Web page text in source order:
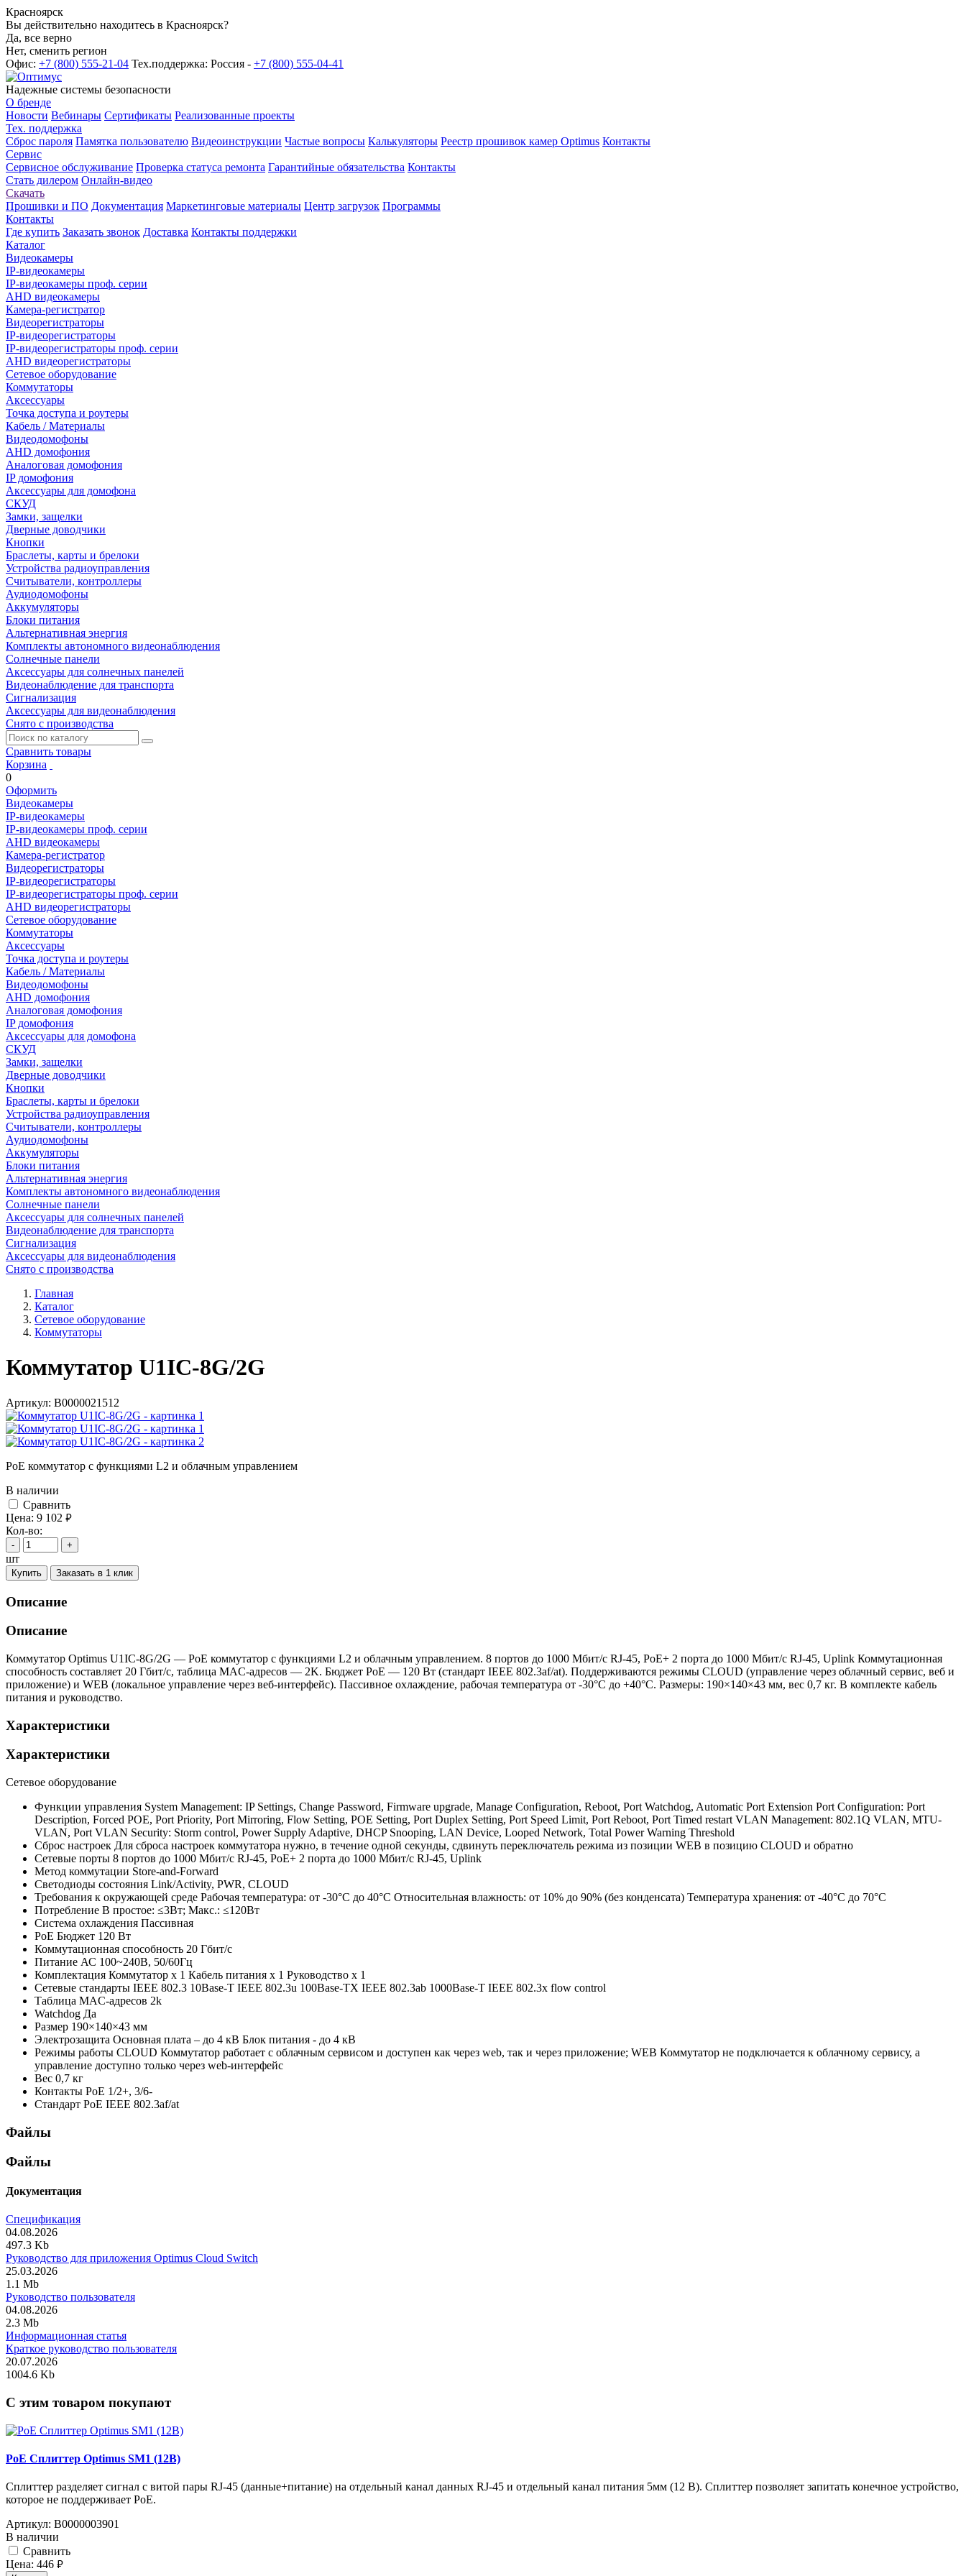
Красноярск
Вы действительно находитесь в Красноярск?
Да, все верно
Нет, сменить регион
Офис: +7 (800) 555-21-04 Тех.поддержка: Россия - +7 (800) 555-04-41
Надежные системы безопасности
О бренде
Новости Вебинары Сертификаты Реализованные проекты
Тех. поддержка
Сброс пароля Памятка пользователю Видеоинструкции Частые вопросы Калькуляторы Реестр прошивок камер Optimus Контакты
Сервис
Сервисное обслуживание Проверка статуса ремонта Гарантийные обязательства Контакты
Стать дилером Онлайн-видео
Скачать
Прошивки и ПО Документация Маркетинговые материалы Центр загрузок Программы
Контакты
Где купить Заказать звонок Доставка Контакты поддержки
Каталог
Видеокамеры
IP-видеокамеры
IP-видеокамеры проф. серии
AHD видеокамеры
Камера-регистратор
Видеорегистраторы
IP-видеорегистраторы
IP-видеорегистраторы проф. серии
AHD видеорегистраторы
Сетевое оборудование
Коммутаторы
Аксессуары
Точка доступа и роутеры
Кабель / Материалы
Видеодомофоны
AHD домофония
Аналоговая домофония
IP домофония
Аксессуары для домофона
СКУД
Замки, защелки
Дверные доводчики
Кнопки
Браслеты, карты и брелоки
Устройства радиоуправления
Считыватели, контроллеры
Аудиодомофоны
Аккумуляторы
Блоки питания
Альтернативная энергия
Комплекты автономного видеонаблюдения
Солнечные панели
Аксессуары для солнечных панелей
Видеонаблюдение для транспорта
Сигнализация
Аксессуары для видеонаблюдения
Снято с производства
Сравнить товары
Корзина
0
Оформить
Видеокамеры
IP-видеокамеры
IP-видеокамеры проф. серии
AHD видеокамеры
Камера-регистратор
Видеорегистраторы
IP-видеорегистраторы
IP-видеорегистраторы проф. серии
AHD видеорегистраторы
Сетевое оборудование
Коммутаторы
Аксессуары
Точка доступа и роутеры
Кабель / Материалы
Видеодомофоны
AHD домофония
Аналоговая домофония
IP домофония
Аксессуары для домофона
СКУД
Замки, защелки
Дверные доводчики
Кнопки
Браслеты, карты и брелоки
Устройства радиоуправления
Считыватели, контроллеры
Аудиодомофоны
Аккумуляторы
Блоки питания
Альтернативная энергия
Комплекты автономного видеонаблюдения
Солнечные панели
Аксессуары для солнечных панелей
Видеонаблюдение для транспорта
Сигнализация
Аксессуары для видеонаблюдения
Снято с производства
Главная
Каталог
Сетевое оборудование
Коммутаторы
Коммутатор U1IC-8G/2G
Артикул: В0000021512
PoE коммутатор с функциями L2 и облачным управлением
В наличии
Cравнить
Цена: 9 102 руб.
Кол-во:
- +
шт
Купить Заказать в 1 клик
Описание
Описание
Коммутатор Optimus U1IC-8G/2G — PoE коммутатор с функциями L2 и облачным управлением. 8 портов до 1000 Мбит/с RJ-45, PoE+ 2 порта до 1000 Мбит/с RJ-45, Uplink Коммутационная
способность составляет 20 Гбит/с, таблица MAC-адресов — 2K. Бюджет PoE — 120 Вт (стандарт IEEE 802.3af/at). Поддерживаются режимы CLOUD (управление через облачный сервис, веб и
приложение) и WEB (локальное управление через веб-интерфейс). Пассивное охлаждение, рабочая температура от -30°C до +40°C. Размеры: 190×140×43 мм, вес 0,7 кг. В комплекте кабель
питания и руководство.
Характеристики
Характеристики
Сетевое оборудование
Функции управления System Management: IP Settings, Change Password, Firmware upgrade, Manage Configuration, Reboot, Port Watchdog, Automatic Port Extension Port Configuration: Port
Description, Forced POE, Port Priority, Port Mirroring, Flow Setting, POE Setting, Port Duplex Setting, Port Speed Limit, Port Reboot, Port Timed restart VLAN Management: 802.1Q VLAN, MTU-
VLAN, Port VLAN Security: Storm control, Power Supply Adaptive, DHCP Snooping, LAN Device, Looped Network, Total Power Warning Threshold
Сброс настроек Для сброса настроек коммутатора нужно, в течение одной секунды, сдвинуть переключатель режима из позиции WEB в позицию CLOUD и обратно
Сетевые порты 8 портов до 1000 Мбит/с RJ-45, PoE+ 2 порта до 1000 Мбит/с RJ-45, Uplink
Метод коммутации Store-and-Forward
Светодиоды состояния Link/Activity, PWR, CLOUD
Требования к окружающей среде Рабочая температура: от -30°C до 40°C Относительная влажность: от 10% до 90% (без конденсата) Температура хранения: от -40°C до 70°C
Потребление В простое: ≤3Вт; Макс.: ≤120Вт
Система охлаждения Пассивная
PoE Бюджет 120 Вт
Коммутационная способность 20 Гбит/с
Питание АС 100~240В, 50/60Гц
Комплектация Коммутатор х 1 Кабель питания х 1 Руководство х 1
Сетевые стандарты IEEE 802.3 10Base-T IEEE 802.3u 100Base-TX IEEE 802.3ab 1000Base-T IEEE 802.3x flow control
Таблица MAC-адресов 2k
Watchdog Да
Размер 190×140×43 мм
Электрозащита Основная плата – до 4 кВ Блок питания - до 4 кВ
Режимы работы CLOUD Коммутатор работает с облачным сервисом и доступен как через web, так и через приложение; WEB Коммутатор не подключается к облачному сервису, а
управление доступно только через web-интерфейс
Вес 0,7 кг
Контакты PoE 1/2+, 3/6-
Стандарт PoE IEEE 802.3af/at
Файлы
Файлы
Документация
Спецификация
04.08.2026
497.3 Kb
Руководство для приложения Optimus Cloud Switch
25.03.2026
1.1 Mb
Руководство пользователя
04.08.2026
2.3 Mb
Информационная статья
Краткое руководство пользователя
20.07.2026
1004.6 Kb
C этим товаром покупают
PoE Сплиттер Optimus SM1 (12B)
Сплиттер разделяет сигнал с витой пары RJ-45 (данные+питание) на отдельный канал данных RJ-45 и отдельный канал питания 5мм (12 В). Сплиттер позволяет запитать конечное устройство,
которое не поддерживает PoE.
Артикул: В0000003901
В наличии
Cравнить
Цена: 446 руб.